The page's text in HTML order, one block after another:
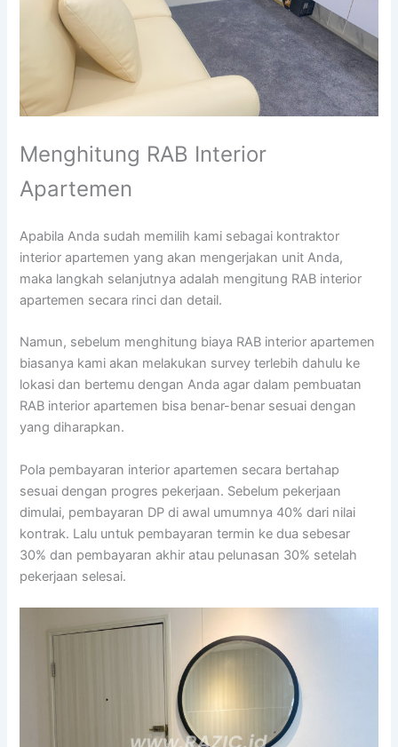
Menghitung RAB Interior
Apartemen
Apabila Anda sudah memilih kami sebagai kontraktor
interior apartemen yang akan mengerjakan unit Anda,
maka langkah selanjutnya adalah mengitung RAB interior
apartemen secara rinci dan detail.
Namun, sebelum menghitung biaya RAB interior apartemen
biasanya kami akan melakukan survey terlebih dahulu ke
lokasi dan bertemu dengan Anda agar dalam pembuatan
RAB interior apartemen bisa benar-benar sesuai dengan
yang diharapkan.
Pola pembayaran interior apartemen secara bertahap
sesuai dengan progres pekerjaan. Sebelum pekerjaan
dimulai, pembayaran DP di awal umumnya 40% dari nilai
kontrak. Lalu untuk pembayaran termin ke dua sebesar
30% dan pembayaran akhir atau pelunasan 30% setelah
pekerjaan selesai.